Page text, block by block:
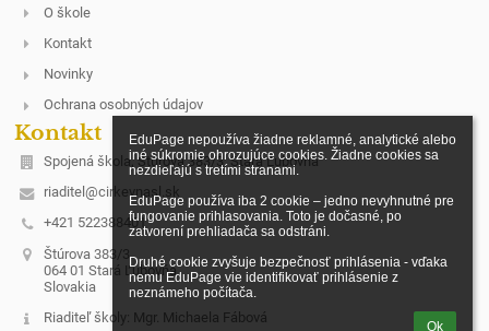
EduPage nepoužíva žiadne reklamné, analytické alebo
iné súkromie ohrozujúce cookies. Žiadne cookies sa
nezdieľajú s tretími stranami.
EduPage používa iba 2 cookie – jedno nevyhnutné pre
fungovanie prihlasovania. Toto je dočasné, po
zatvorení prehliadača sa odstráni.
Druhé cookie zvyšuje bezpečnosť prihlásenia - vďaka
nemu EduPage vie identifikovať prihlásenie z
neznámeho počítača.
Ok
O škole
Kontakt
Novinky
Ochrana osobných údajov
Kontakt
Spojená škola, Štúrova 383/3, Stará Ľubovňa
riaditel@cirkevnasl.sk
+421 522388401
Štúrova 383/3
064 01 Stará Ľubovňa
Slovakia
Riaditeľ školy: Mgr. Michaela Fábová